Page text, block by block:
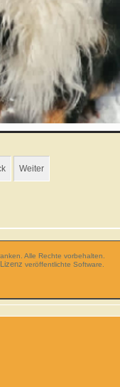
Weiter
Alle Rechte vorbehalten.
veröffentlichte Software.